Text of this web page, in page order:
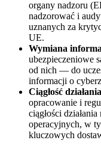
organy nadzoru
nadzorować i
uznanych za
UE.
Wymiana
ubezpieczeniowe
od nich — do
informacji o
Ciągłość
opracowanie i
ciągłości
operacyjnych, w
kluczowych